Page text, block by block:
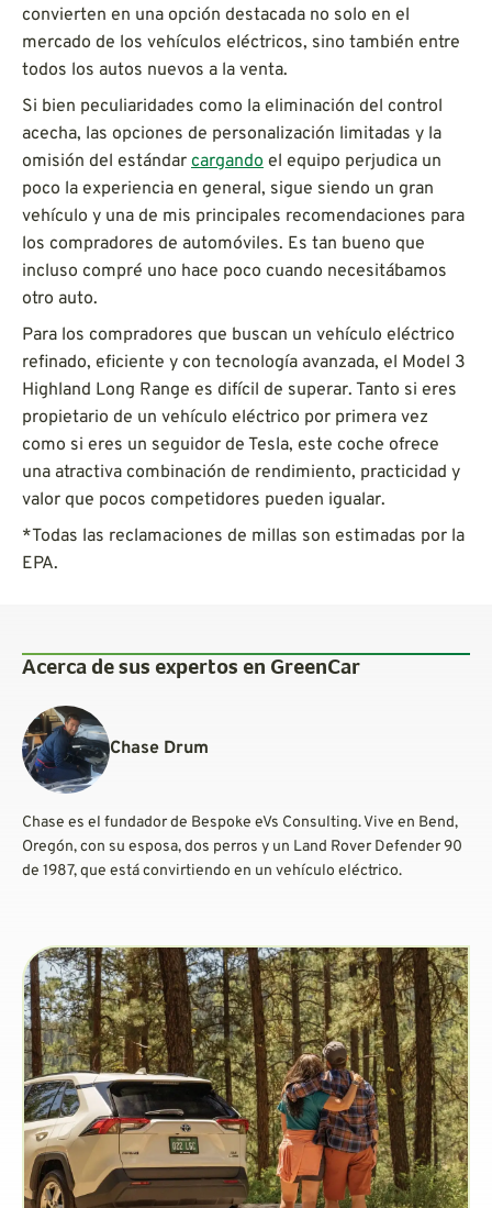
convierten en una opción destacada no solo en el
mercado de los vehículos eléctricos, sino también entre
todos los autos nuevos a la venta.
Si bien peculiaridades como la eliminación del control
acecha, las opciones de personalización limitadas y la
omisión del estándar cargando el equipo perjudica un
poco la experiencia en general, sigue siendo un gran
vehículo y una de mis principales recomendaciones para
los compradores de automóviles. Es tan bueno que
incluso compré uno hace poco cuando necesitábamos
otro auto.
Para los compradores que buscan un vehículo eléctrico
refinado, eficiente y con tecnología avanzada, el Model 3
Highland Long Range es difícil de superar. Tanto si eres
propietario de un vehículo eléctrico por primera vez
como si eres un seguidor de Tesla, este coche ofrece
una atractiva combinación de rendimiento, practicidad y
valor que pocos competidores pueden igualar.
*Todas las reclamaciones de millas son estimadas por la
EPA.
Acerca de sus expertos en GreenCar
Chase Drum
Chase es el fundador de Bespoke eVs Consulting. Vive en Bend,
Oregón, con su esposa, dos perros y un Land Rover Defender 90
de 1987, que está convirtiendo en un vehículo eléctrico.